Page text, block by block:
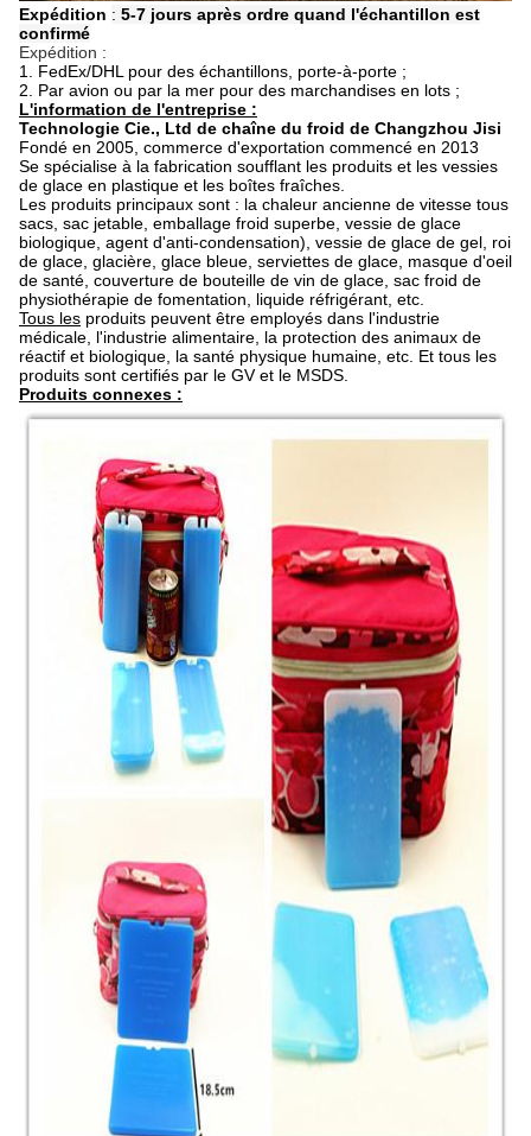
Expédition : 5-7 jours après ordre quand l'échantillon est
confirmé
Expédition :
1. FedEx/DHL pour des échantillons, porte-à-porte ;
2. Par avion ou par la mer pour des marchandises en lots ;
L'information de l'entreprise :
Technologie Cie., Ltd de chaîne du froid de Changzhou Jisi
Fondé en 2005, commerce d'exportation commencé en 2013
Se spécialise à la fabrication soufflant les produits et les vessies
de glace en plastique et les boîtes fraîches.
Les produits principaux sont : la chaleur ancienne de vitesse tous
sacs, sac jetable, emballage froid superbe, vessie de glace
biologique, agent d'anti-condensation), vessie de glace de gel, roi
de glace, glacière, glace bleue, serviettes de glace, masque d'oeil
de santé, couverture de bouteille de vin de glace, sac froid de
physiothérapie de fomentation, liquide réfrigérant, etc.
Tous les produits peuvent être employés dans l'industrie
médicale, l'industrie alimentaire, la protection des animaux de
réactif et biologique, la santé physique humaine, etc. Et tous les
produits sont certifiés par le GV et le MSDS.
Produits connexes :